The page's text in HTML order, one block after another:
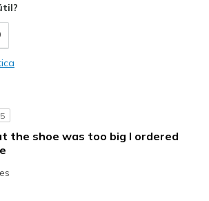
5
the shoe was too big I ordered